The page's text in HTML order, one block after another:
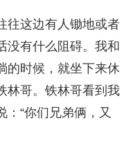
往这边有人锄地或者
没有什么阻碍。我和
的时候，就坐下来休
林哥。铁林哥看到我
“你们兄弟俩，又